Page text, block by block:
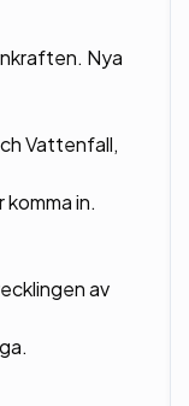
Nya
Vattenfall,
in.
av